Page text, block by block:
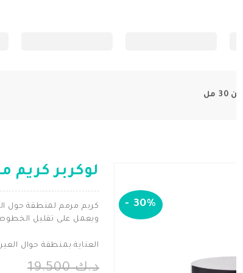
مل
30%
-
لوكربر كريم
كريم مرمم لمنطقة حول
ويعمل على تقليل الخطوط
العناية بمنطقة حوال
د.ك 19.500